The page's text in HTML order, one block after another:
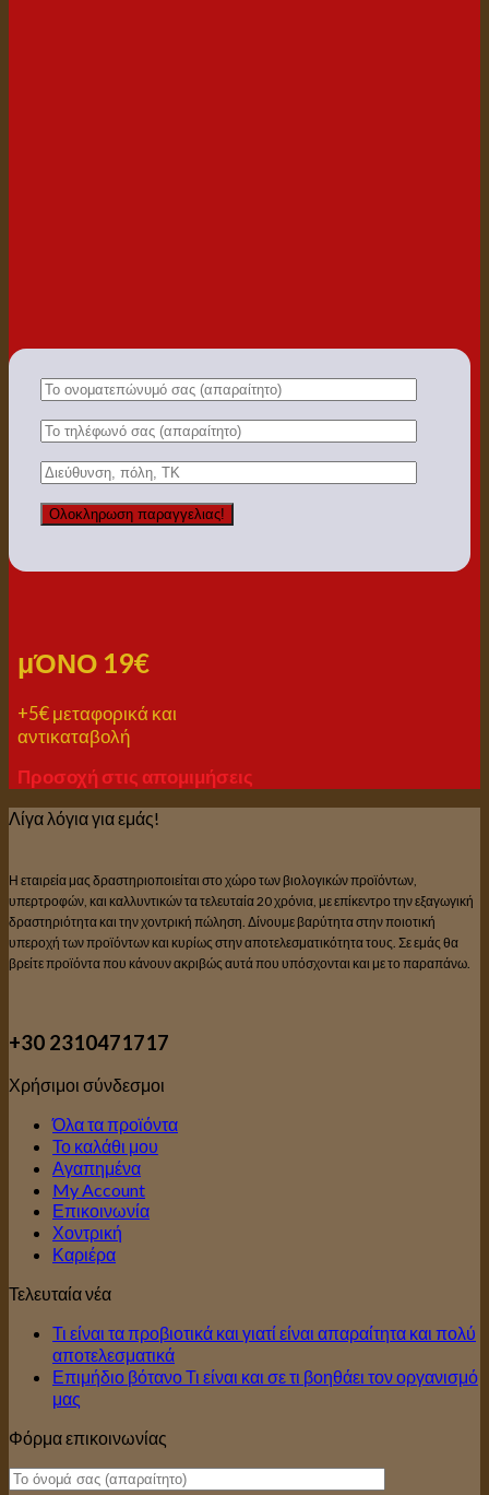
μΌΝΟ 19€
+5€ μεταφορικά και
αντικαταβολή
Προσοχή στις απομιμήσεις
Λίγα λόγια για εμάς!
Η εταιρεία μας δραστηριοποιείται στο χώρο των βιολογικών προϊόντων,
υπερτροφών, και καλλυντικών τα τελευταία 20 χρόνια, με επίκεντρο την εξαγωγική
δραστηριότητα και την χοντρική πώληση. Δίνουμε βαρύτητα στην ποιοτική
υπεροχή των προϊόντων και κυρίως στην αποτελεσματικότητα τους. Σε εμάς θα
βρείτε προϊόντα που κάνουν ακριβώς αυτά που υπόσχονται και με το παραπάνω.
+30 2310471717
Χρήσιμοι σύνδεσμοι
Όλα τα προϊόντα
Το καλάθι μου
Αγαπημένα
My Account
Επικοινωνία
Χοντρική
Καριέρα
Τελευταία νέα
Τι είναι τα προβιοτικά και γιατί είναι απαραίτητα και πολύ
αποτελεσματικά
Επιμήδιο βότανο Τι είναι και σε τι βοηθάει τον οργανισμό
μας
Φόρμα επικοινωνίας